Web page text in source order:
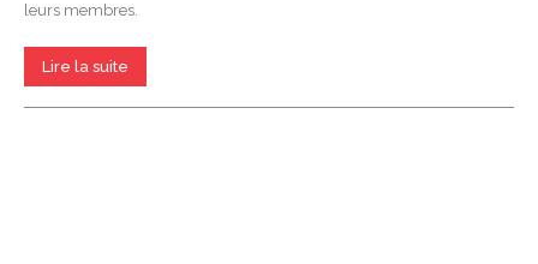
leurs membres.
Lire la suite